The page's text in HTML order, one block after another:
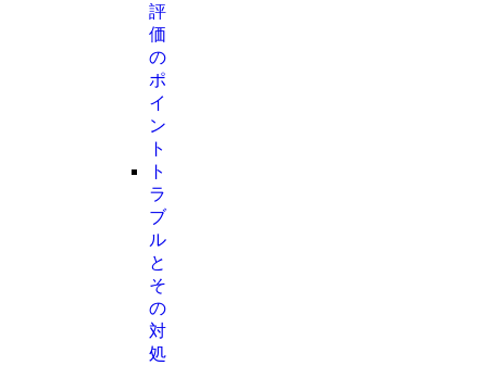
評
価
の
ポ
イ
ン
ト
ト
ラ
ブ
ル
と
そ
の
対
処